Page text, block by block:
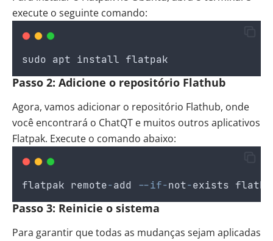
execute o seguinte comando:
sudo apt install flatpak
Passo 2: Adicione o repositório Flathub
Agora, vamos adicionar o repositório Flathub, onde
você encontrará o ChatQT e muitos outros aplicativos
Flatpak. Execute o comando abaixo:
flatpak remote-add --if-not-exists
Passo 3: Reinicie o sistema
Para garantir que todas as mudanças sejam aplicadas